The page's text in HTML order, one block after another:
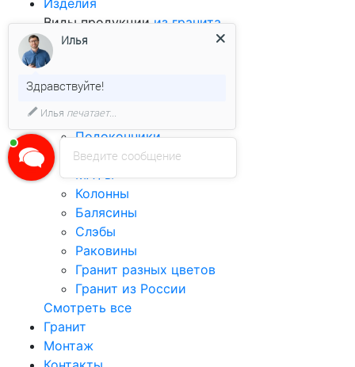
Изделия
Виды продукциииз гранита
Брусчатка
Бортовой камень
Ступени
Подоконники
Лестницы
МАФы
Колонны
Балясины
Слэбы
Раковины
Гранит разных цветов
Гранит из России
Смотреть все
Гранит
Монтаж
Введите сообщение
Илья
Здравствуйте!
Илья печатает...